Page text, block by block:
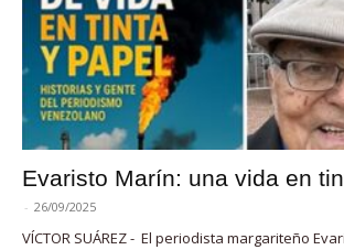
Evaristo Marín: una vida en
- 26/09/2025
VÍCTOR SUÁREZ - El periodista margariteño